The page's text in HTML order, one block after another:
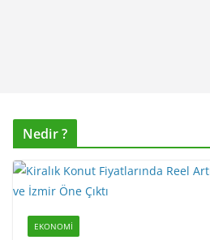
Nedir ?
EKONOMI